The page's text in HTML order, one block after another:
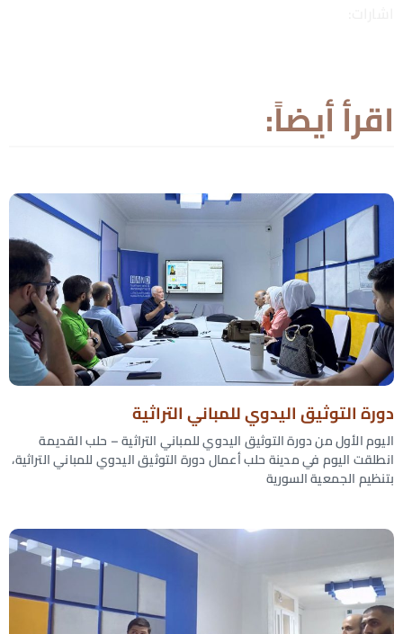
اقرأ أيضاً:
دورة التوثيق اليدوي للمباني التراثية
اليوم الأول من دورة التوثيق اليدوي للمباني التراثية – حلب القديمة
انطلقت اليوم في مدينة حلب أعمال دورة التوثيق اليدوي للمباني التراثية،
بتنظيم الجمعية السورية